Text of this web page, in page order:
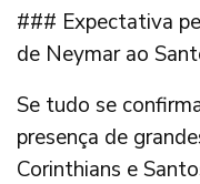
### Expectativa
de Neymar ao
Se tudo se
presença de
Corinthians e